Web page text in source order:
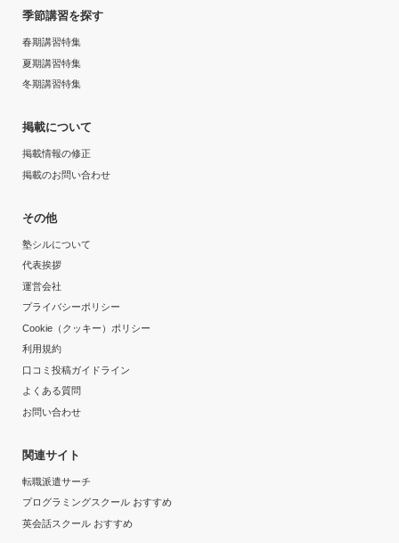
季節講習を探す
春期講習特集
夏期講習特集
冬期講習特集
掲載について
掲載情報の修正
掲載のお問い合わせ
その他
塾シルについて
代表挨拶
運営会社
プライバシーポリシー
Cookie（クッキー）ポリシー
利用規約
口コミ投稿ガイドライン
よくある質問
お問い合わせ
関連サイト
転職派遣サーチ
プログラミングスクール おすすめ
英会話スクール おすすめ